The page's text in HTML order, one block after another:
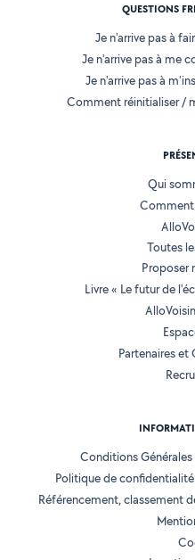
QUESTIONS
Je n'arrive pas à
Je n'arrive pas à me
Je n'arrive pas à
Comment réinitialiser /
Qui
Comment
Toutes
Proposer
Livre « Le futur de
Partenaires et
Conditions
Politique de
Référencement, classement